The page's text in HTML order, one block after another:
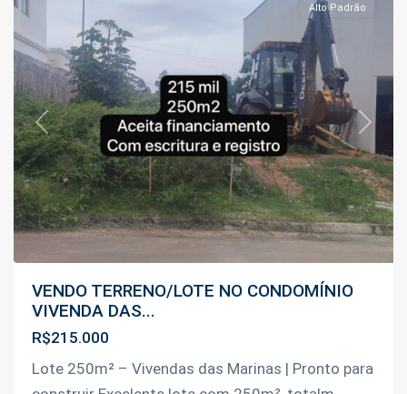
Previous Next
Alto Padrão
VENDO TERRENO/LOTE NO CONDOMÍNIO
VIVENDA DAS...
R$215.000
Lote 250m² – Vivendas das Marinas | Pronto para